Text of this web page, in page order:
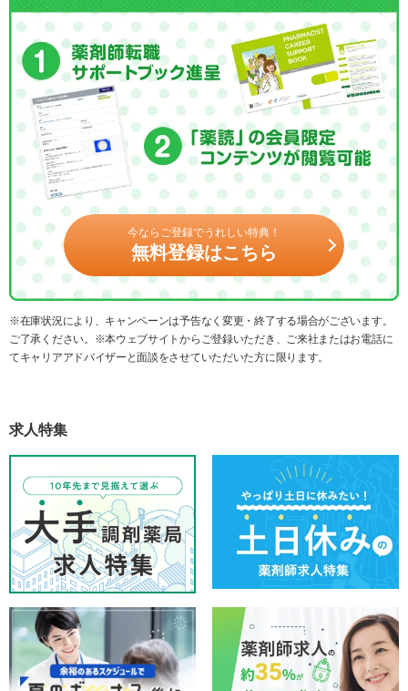
今ならご登録でうれしい特典！
無料登録はこちら
※在庫状況により、キャンペーンは予告なく変更・終了する場合がございます。
ご了承ください。※本ウェブサイトからご登録いただき、ご来社またはお電話に
てキャリアアドバイザーと面談をさせていただいた方に限ります。
求人特集